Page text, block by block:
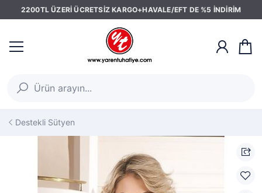
2200TL ÜZERİ ÜCRETSİZ KARGO+HAVALE/EFT DE %5 İNDİRİM
Destekli Sütyen